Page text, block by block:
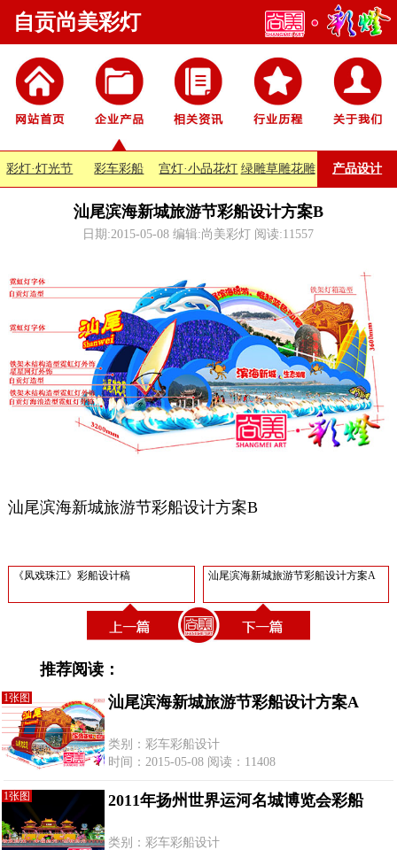
自贡尚美彩灯
彩灯·灯光节 彩车彩船 宫灯·小品花灯 绿雕草雕花雕 产品设计
汕尾滨海新城旅游节彩船设计方案B
日期:2015-05-08 编辑:尚美彩灯 阅读:11557
汕尾滨海新城旅游节彩船设计方案B
《凤戏珠江》彩船设计稿 汕尾滨海新城旅游节彩船设计方案A
推荐阅读：
1张图 汕尾滨海新城旅游节彩船设计方案A
类别：彩车彩船设计
时间：2015-05-08 阅读：11408
1张图 2011年扬州世界运河名城博览会彩船
类别：彩车彩船设计